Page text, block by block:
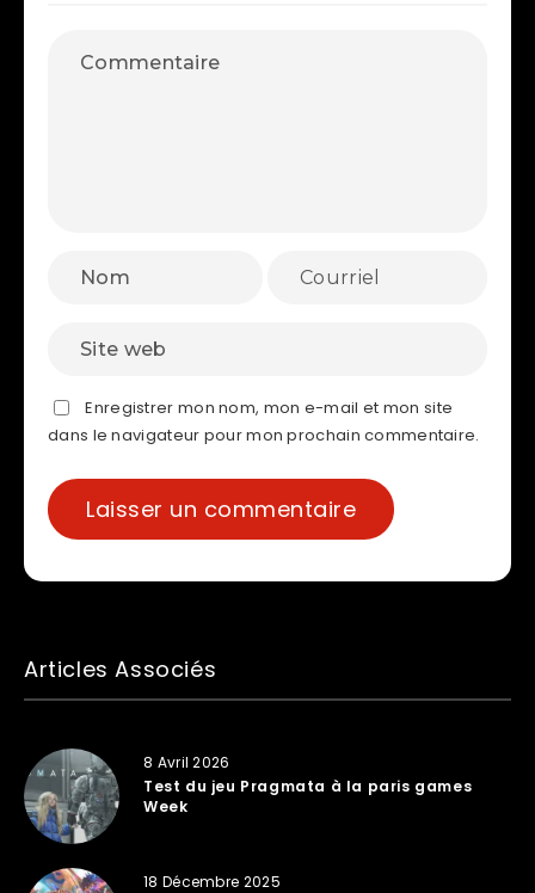
Enregistrer mon nom, mon e-mail et mon site
dans le navigateur pour mon prochain commentaire.
Articles Associés
8 Avril 2026
Test du jeu Pragmata à la paris games
Week
18 Décembre 2025